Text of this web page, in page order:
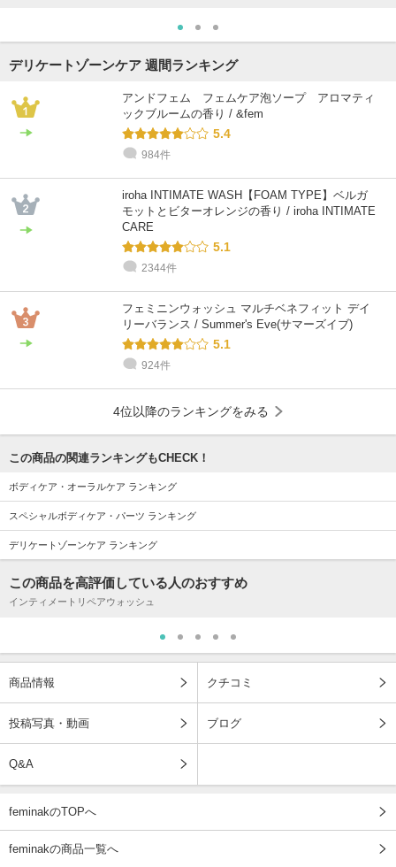
デリケートゾーンケア 週間ランキング
アンドフェム フェムケア泡ソープ アロマティ
ックブルームの香り / &fem
5.4
984件
iroha INTIMATE WASH【FOAM TYPE】ベルガ
モットとビターオレンジの香り / iroha INTIMATE
CARE
5.1
2344件
フェミニンウォッシュ マルチベネフィット デイ
リーバランス / Summer's Eve(サマーズイブ)
5.1
924件
4位以降のランキングをみる
この商品の関連ランキングもCHECK！
ボディケア・オーラルケア ランキング
スペシャルボディケア・パーツ ランキング
デリケートゾーンケア ランキング
この商品を高評価している人のおすすめ
インティメートリペアウォッシュ
商品情報 クチコミ
投稿写真・動画 ブログ
Q&A
feminakのTOPへ
feminakの商品一覧へ